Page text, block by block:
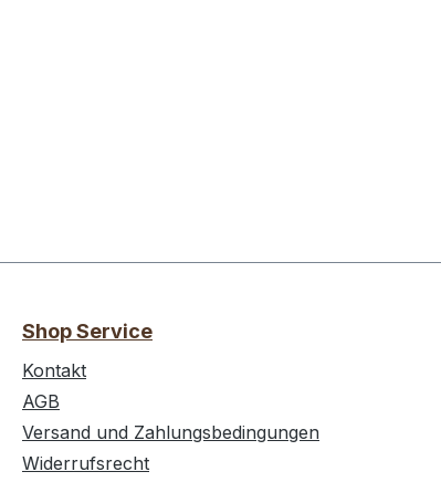
Shop Service
Kontakt
AGB
Versand und Zahlungsbedingungen
Widerrufsrecht